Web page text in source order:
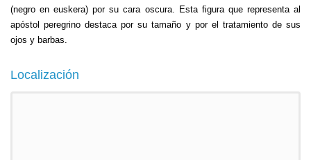
(negro en euskera) por su cara oscura. Esta figura que representa al
apóstol peregrino destaca por su tamaño y por el tratamiento de sus
ojos y barbas.
Localización